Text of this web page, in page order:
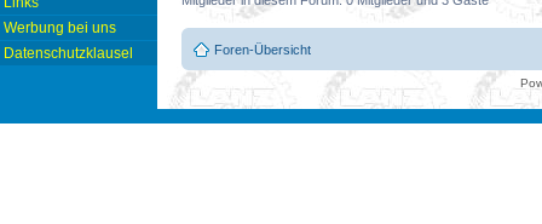
Werbung bei uns
Datenschutzklausel
Foren-Übersicht